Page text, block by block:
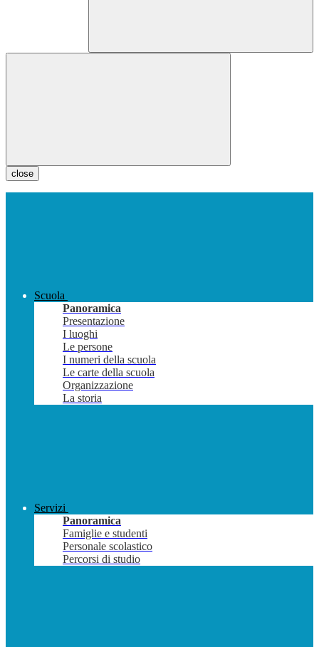
close
Scuola
Panoramica
Presentazione
I luoghi
Le persone
I numeri della scuola
Le carte della scuola
Organizzazione
La storia
Servizi
Panoramica
Famiglie e studenti
Personale scolastico
Percorsi di studio